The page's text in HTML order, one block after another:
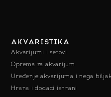
AKVARISTIKA
Akvarijumi i setovi
Oprema za akvarijum
Uređenje akvarijuma i nega
Hrana i dodaci ishrani